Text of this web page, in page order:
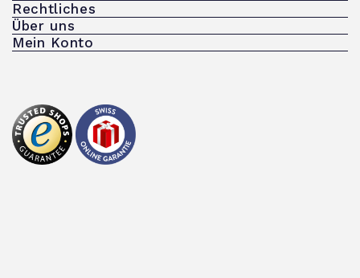
Rechtliches
Über uns
Mein Konto